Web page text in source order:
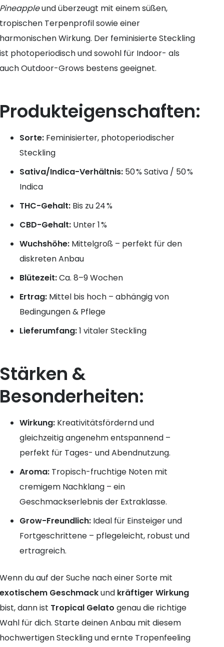
und überzeugt mit einem süßen,
Terpenprofil sowie einer
Wirkung. Der feminisierte Steckling
photoperiodisch und sowohl für Indoor- als
Outdoor-Grows bestens geeignet.
Sorte:Feminisierter, photoperiodischer
Steckling
Sativa/Indica-Verhältnis:50 % Sativa / 50 %
Indica
THC-Gehalt:Bis zu 24 %
CBD-Gehalt:Unter 1 %
Wuchshöhe:Mittelgroß – perfekt für den
diskreten Anbau
Blütezeit:Ca. 8–9 Wochen
Ertrag:Mittel bis hoch – abhängig von
Bedingungen & Pflege
Lieferumfang:1 vitaler Steckling
&
Wirkung:Kreativitätsfördernd und
gleichzeitig angenehm entspannend –
perfekt für Tages- und Abendnutzung.
Aroma:Tropisch-fruchtige Noten mit
cremigem Nachklang – ein
Geschmackserlebnis der Extraklasse.
Grow-Freundlich:Ideal für Einsteiger und
Fortgeschrittene – pflegeleicht, robust und
ertragreich.
du auf der Suche nach einer Sorte mit
Geschmackund kräftiger Wirkung
dann ist Tropical Gelato genau die richtige
für dich. Starte deinen Anbau mit diesem
Steckling und ernte Tropenfeeling